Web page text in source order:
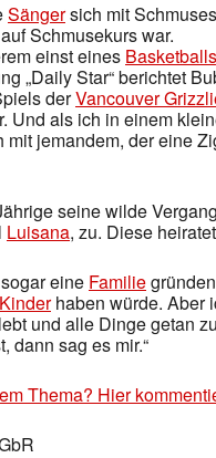
Sängersich mit
Schmusekurs war.
einst eines
„Daily Star“ berichtet
derVancouver
Und als ich in einem
jemandem, der eine
seine wilde
Luisana, zu. Diese
eine Familie
Kinderhaben würde. Aber
und alle Dinge getan
dann sag es mir.“
Thema? Hier